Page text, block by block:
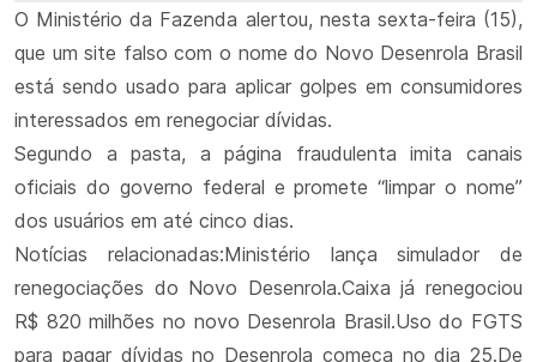
O Ministério da Fazenda alertou, nesta sexta-feira (15),
que um site falso com o nome do Novo Desenrola Brasil
está sendo usado para aplicar golpes em consumidores
interessados em renegociar dívidas.
Segundo a pasta, a página fraudulenta imita canais
oficiais do governo federal e promete “limpar o nome”
dos usuários em até cinco dias.
Notícias relacionadas:Ministério lança simulador de
renegociações do Novo Desenrola.Caixa já renegociou
R$ 820 milhões no novo Desenrola Brasil.Uso do FGTS
para pagar dívidas no Desenrola começa no dia 25.De